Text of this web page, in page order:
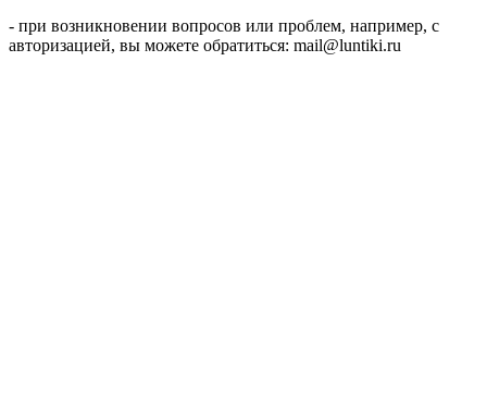
- при возникновении вопросов или проблем, например, с
авторизацией, вы можете обратиться: mail@luntiki.ru